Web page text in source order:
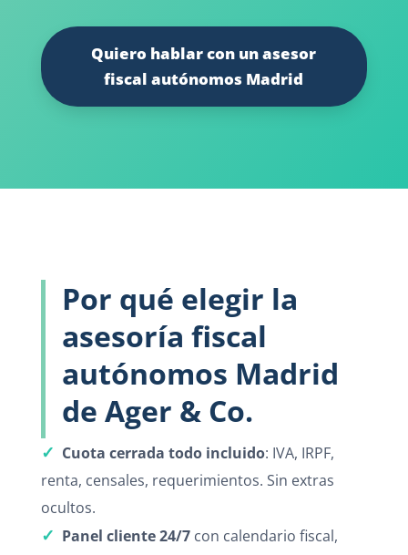
Quiero hablar con un asesor
fiscal autónomos Madrid
Por qué elegir la
asesoría fiscal
autónomos Madrid
de Ager & Co.
✓ Cuota cerrada todo incluido: IVA, IRPF,
renta, censales, requerimientos. Sin extras
ocultos.
✓ Panel cliente 24/7con calendario fiscal,